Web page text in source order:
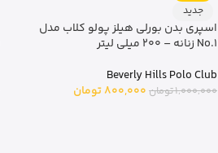
جدید
اسپری بدن بورلی هیلز پولو کلاب مدل
No.1 زنانه – 200 میلی لیتر
Beverly Hills Polo Club
1,000,000تومان 800,000تومان